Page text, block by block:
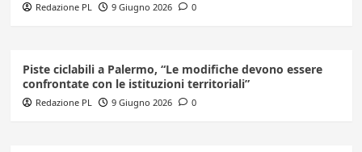
Redazione PL 9 Giugno 2026 0
Piste ciclabili a Palermo, “Le modifiche devono essere
confrontate con le istituzioni territoriali”
Redazione PL 9 Giugno 2026 0